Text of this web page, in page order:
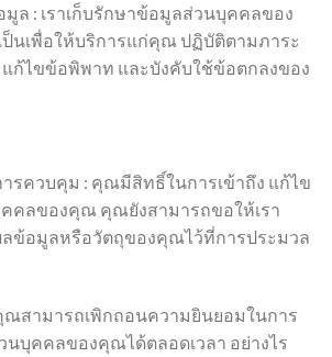
มูล : เราเก็บรักษาข้อมูลส่วนบุคคลของ
นเพื่อให้บริการแก่คุณ ปฏิบัติตามภาระ
ก้ไขข้อพิพาท และบังคับใช้ข้อตกลงของ
ารควบคุม : คุณมีสิทธิ์ในการเข้าถึง แก้ไข
คลของคุณ คุณยังสามารถขอให้เรา
ลข้อมูลหรือวัตถุของคุณไว้ที่การประมวล
ณสามารถเพิกถอนความยินยอมในการ
บุคคลของคุณได้ตลอดเวลา อย่างไร